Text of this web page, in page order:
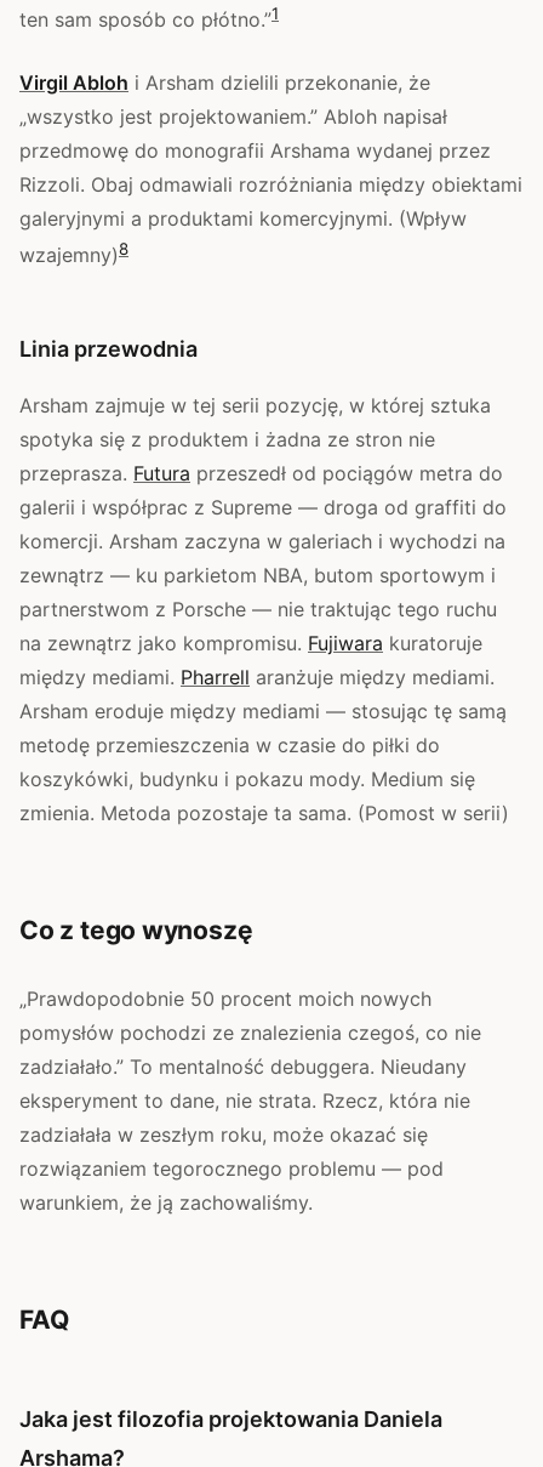
ten sam sposób co płótno.”1
Virgil Abloh i Arsham dzielili przekonanie, że
„wszystko jest projektowaniem.” Abloh napisał
przedmowę do monografii Arshama wydanej przez
Rizzoli. Obaj odmawiali rozróżniania między obiektami
galeryjnymi a produktami komercyjnymi. (Wpływ
wzajemny)8
Linia przewodnia
Arsham zajmuje w tej serii pozycję, w której sztuka
spotyka się z produktem i żadna ze stron nie
przeprasza. Futura przeszedł od pociągów metra do
galerii i współprac z Supreme — droga od graffiti do
komercji. Arsham zaczyna w galeriach i wychodzi na
zewnątrz — ku parkietom NBA, butom sportowym i
partnerstwom z Porsche — nie traktując tego ruchu
na zewnątrz jako kompromisu. Fujiwara kuratoruje
między mediami. Pharrell aranżuje między mediami.
Arsham eroduje między mediami — stosując tę samą
metodę przemieszczenia w czasie do piłki do
koszykówki, budynku i pokazu mody. Medium się
zmienia. Metoda pozostaje ta sama. (Pomost w serii)
Co z tego wynoszę
„Prawdopodobnie 50 procent moich nowych
pomysłów pochodzi ze znalezienia czegoś, co nie
zadziałało.” To mentalność debuggera. Nieudany
eksperyment to dane, nie strata. Rzecz, która nie
zadziałała w zeszłym roku, może okazać się
rozwiązaniem tegorocznego problemu — pod
warunkiem, że ją zachowaliśmy.
FAQ
Jaka jest filozofia projektowania Daniela
Arshama?